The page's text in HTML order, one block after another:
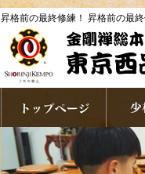
昇格前の最終修練！ 昇格前の最